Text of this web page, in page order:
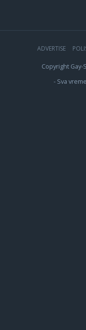
ADVERTISE
Copyright
- Sva